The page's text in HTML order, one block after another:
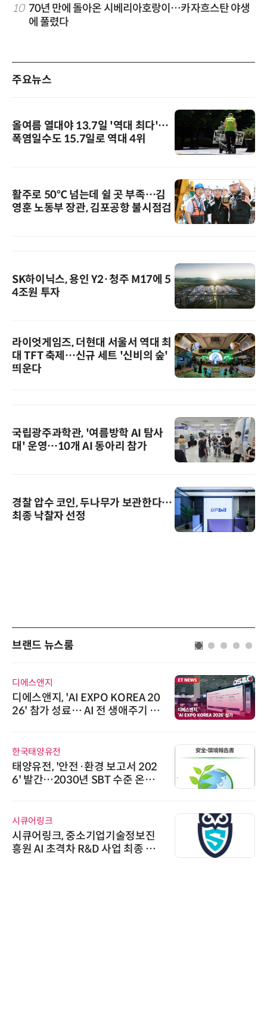
10 70년 만에 돌아온 시베리아호랑이…카자흐스탄 야생
에 풀렸다
주요뉴스
올여름 열대야 13.7일 '역대 최다'…
폭염일수도 15.7일로 역대 4위
활주로 50℃ 넘는데 쉴 곳 부족…김
영훈 노동부 장관, 김포공항 불시점검
SK하이닉스, 용인 Y2·청주 M17에 5
4조원 투자
라이엇게임즈, 더현대 서울서 역대 최
대 TFT 축제…신규 세트 '신비의 숲'
띄운다
국립광주과학관, '여름방학 AI 탐사
대' 운영…10개 AI 동아리 참가
경찰 압수 코인, 두나무가 보관한다…
최종 낙찰자 선정
브랜드 뉴스룸
디에스앤지
디에스앤지, 'AI EXPO KOREA 20
26' 참가 성료… AI 전 생애주기 아
한국태양유전
태양유전, '안전·환경 보고서 202
6' 발간…2030년 SBT 수준 온실
시큐어링크
시큐어링크, 중소기업기술정보진
흥원 AI 초격차 R&D 사업 최종 선